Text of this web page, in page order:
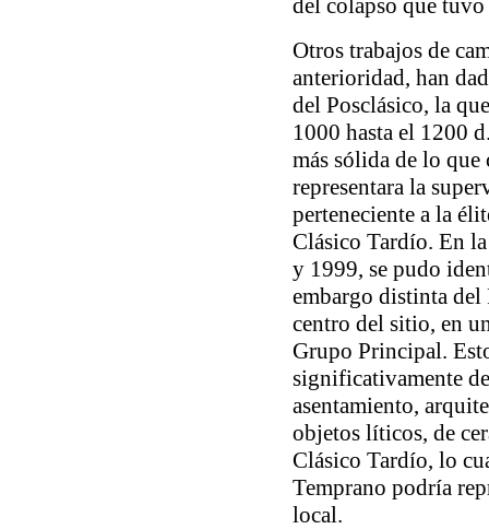
del colapso que
Otros trabajos de
anterioridad, han
del Posclásico, la
1000 hasta el 1200
más sólida de lo que
representara la
perteneciente a la
Clásico Tardío. En
y 1999, se pudo
embargo distinta del
centro del sitio, en
Grupo Principal.
significativamente
asentamiento,
objetos líticos, de
Clásico Tardío, lo
Temprano podría
local.